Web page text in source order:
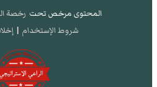
المحتوى مرخص تحت رخصة
شروط الإستخدام |